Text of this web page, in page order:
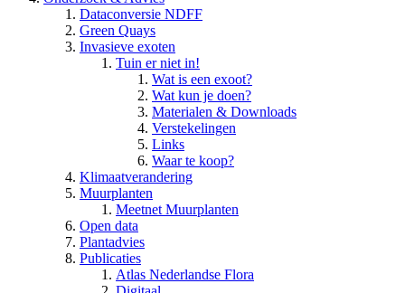
Dataconversie NDFF
Green Quays
Invasieve exoten
Tuin er niet in!
Wat is een exoot?
Wat kun je doen?
Materialen & Downloads
Verstekelingen
Links
Waar te koop?
Klimaatverandering
Muurplanten
Meetnet Muurplanten
Open data
Plantadvies
Publicaties
Atlas Nederlandse Flora